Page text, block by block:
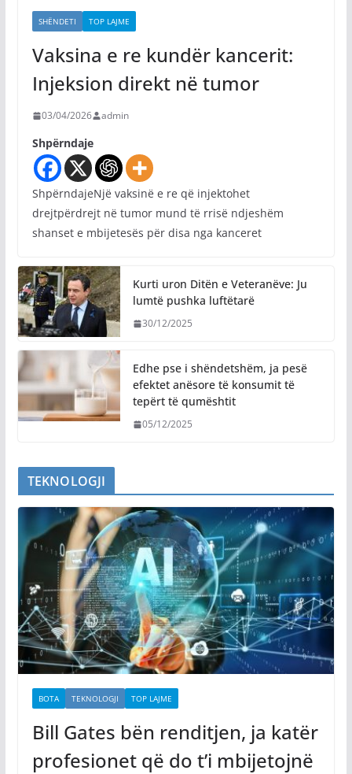
SHËNDETI TOP LAJME
Vaksina e re kundër kancerit:
Injeksion direkt në tumor
03/04/2026 admin
Shpërndaje
ShpërndajeNjë vaksinë e re që injektohet
drejtpërdrejt në tumor mund të rrisë ndjeshëm
shanset e mbijetesës për disa nga kanceret
Kurti uron Ditën e Veteranëve: Ju
lumtë pushka luftëtarë
30/12/2025
Edhe pse i shëndetshëm, ja pesë
efektet anësore të konsumit të
tepërt të qumështit
05/12/2025
TEKNOLOGJI
BOTA TEKNOLOGJI TOP LAJME
Bill Gates bën renditjen, ja katër
profesionet që do t’i mbijetojnë